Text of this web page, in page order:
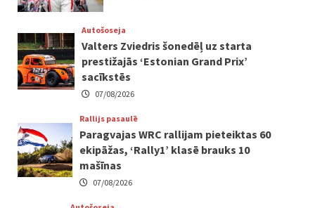
Autošoseja
Valters Zviedris šonedēļ uz starta
prestižajās ‘Estonian Grand Prix’
sacīkstēs
07/08/2026
Rallijs pasaulē
Paragvajas WRC rallijam pieteiktas 60
ekipāžas, ‘Rally1’ klasē brauks 10
mašīnas
07/08/2026